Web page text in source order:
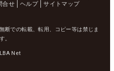
合せ ヘルプ サイトマップ
断での転載、転用、コピー等は禁じま
す。
Net